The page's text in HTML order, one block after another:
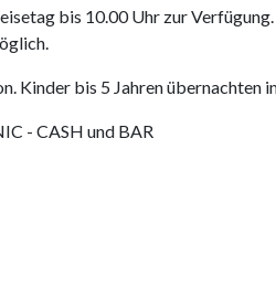
bis 10.00 Uhr zur Verfügung.
Kinder bis 5 Jahren übernachten
- CASH und BAR